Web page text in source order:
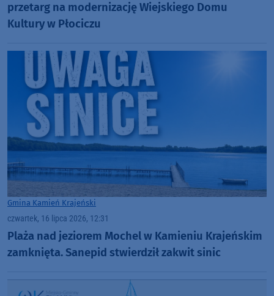
przetarg na modernizację Wiejskiego Domu
Kultury w Płociczu
Gmina Kamień Krajeński
czwartek, 16 lipca 2026, 12:31
Plaża nad jeziorem Mochel w Kamieniu Krajeńskim
zamknięta. Sanepid stwierdził zakwit sinic